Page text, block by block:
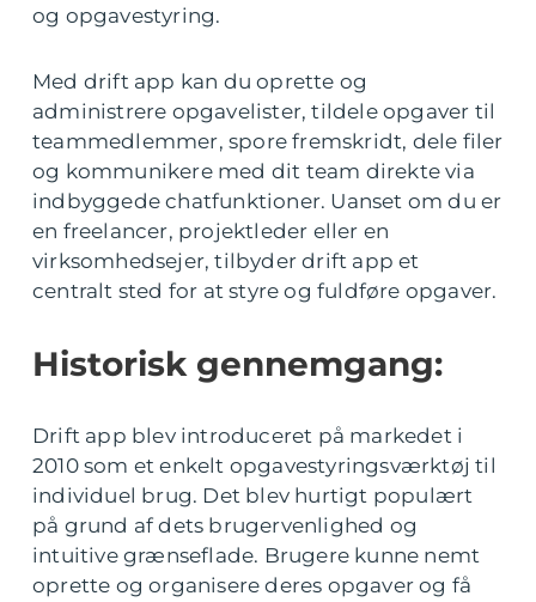
og opgavestyring.
Med drift app kan du oprette og
administrere opgavelister, tildele opgaver til
teammedlemmer, spore fremskridt, dele filer
og kommunikere med dit team direkte via
indbyggede chatfunktioner. Uanset om du er
en freelancer, projektleder eller en
virksomhedsejer, tilbyder drift app et
centralt sted for at styre og fuldføre opgaver.
Historisk gennemgang:
Drift app blev introduceret på markedet i
2010 som et enkelt opgavestyringsværktøj til
individuel brug. Det blev hurtigt populært
på grund af dets brugervenlighed og
intuitive grænseflade. Brugere kunne nemt
oprette og organisere deres opgaver og få